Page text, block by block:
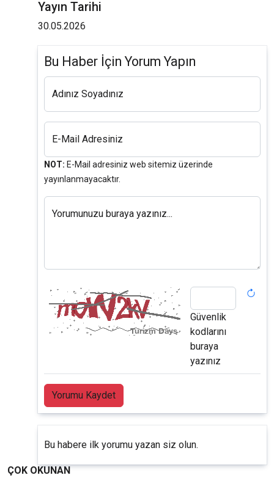
Yayın Tarihi
30.05.2026
Bu Haber İçin Yorum Yapın
Adınız Soyadınız
E-Mail Adresiniz
NOT: E-Mail adresiniz web sitemiz üzerinde
yayınlanmayacaktır.
Yorumunuzu buraya yazınız...
Güvenlik
kodlarını
buraya
yazınız
Yorumu Kaydet
Bu habere ilk yorumu yazan siz olun.
ÇOK OKUNAN